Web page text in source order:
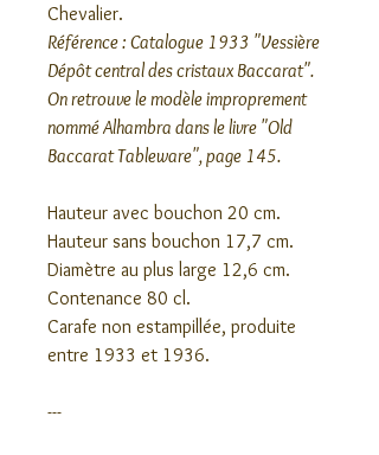
Chevalier.
Référence : Catalogue 1933 "Vessière
Dépôt central des cristaux Baccarat".
On retrouve le modèle improprement
nommé Alhambra dans le livre "Old
Baccarat Tableware", page 145.
Hauteur avec bouchon 20 cm.
Hauteur sans bouchon 17,7 cm.
Diamètre au plus large 12,6 cm.
Contenance 80 cl.
Carafe non estampillée, produite
entre 1933 et 1936.
---